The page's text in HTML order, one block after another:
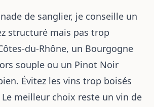
de sanglier, je conseille un
structuré mais pas trop
du-Rhône, un Bourgogne
souple ou un Pinot Noir
Évitez les vins trop boisés
meilleur choix reste un vin de